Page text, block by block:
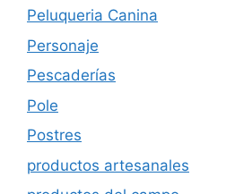
Peluqueria Canina
Personaje
Pescaderías
Pole
Postres
productos artesanales